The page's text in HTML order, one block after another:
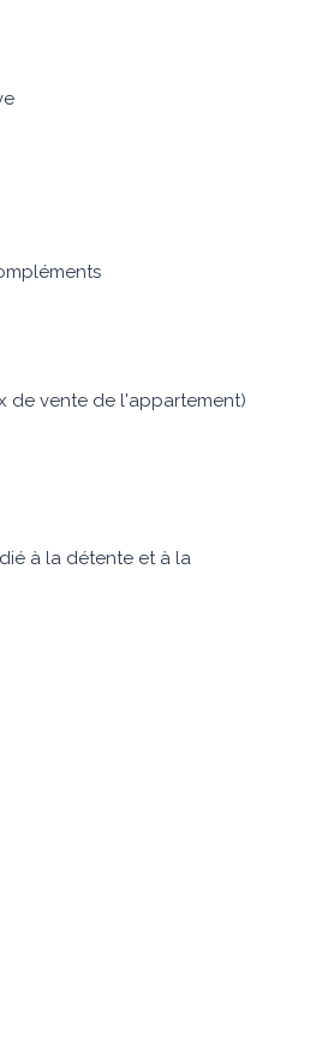
de vente de l'appartement)
à la détente et à la